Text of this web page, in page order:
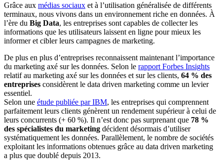
Grâce aux médias sociaux et à l’utilisation généralisée de différents
terminaux, nous vivons dans un environnement riche en données. À
l’ère du Big Data, les entreprises sont capables de collecter les
informations que les utilisateurs laissent en ligne pour mieux les
informer et cibler leurs campagnes de marketing.
De plus en plus d’entreprises reconnaissent maintenant l’importance
du marketing axé sur les données. Selon le rapport Forbes Insights
relatif au marketing axé sur les données et sur les clients, 64 % des
entreprises considèrent le data driven marketing comme un levier
essentiel.
Selon une étude publiée par IBM, les entreprises qui comprennent
parfaitement leurs clients génèrent un rendement supérieur à celui de
leurs concurrents (+ 60 %). Il n’est donc pas surprenant que 78 %
des spécialistes du marketing décident désormais d’utiliser
systématiquement les données. Parallèlement, le nombre de sociétés
exploitant les informations obtenues grâce au data driven marketing
a plus que doublé depuis 2013.